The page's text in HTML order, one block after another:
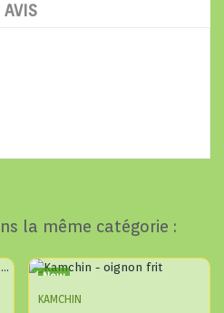
AVIS
la même catégorie :
New
KAMCHIN